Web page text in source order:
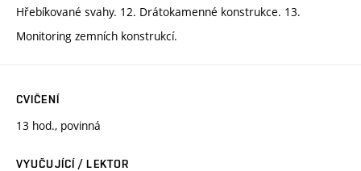
Hřebíkované svahy. 12. Drátokamenné konstrukce. 13.
Monitoring zemních konstrukcí.
CVIČENÍ
13 hod., povinná
VYUČUJÍCÍ / LEKTOR